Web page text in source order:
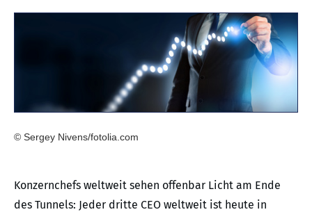
© Sergey Nivens/fotolia.com
Konzernchefs weltweit sehen offenbar Licht am Ende
des Tunnels: Jeder dritte CEO weltweit ist heute in